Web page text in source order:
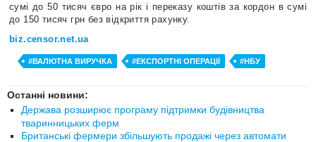
сумі до 50 тисяч євро на рік і переказу коштів за кордон в сумі
до 150 тисяч грн без відкриття рахунку.
biz.censor.net.ua
#ВАЛЮТНА ВИРУЧКА #ЕКСПОРТНІ ОПЕРАЦІЇ #НБУ
Останні новини:
Держава розширює програму підтримки будівництва
тваринницьких ферм
Британські фермери збільшують продажі через автомати